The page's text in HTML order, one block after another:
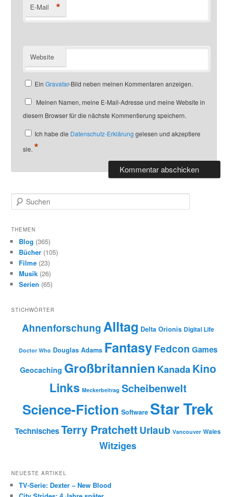
E-Mail *
Website
EinGravatar-Bild neben meinen Kommentaren anzeigen.
Meinen Namen, meine E-Mail-Adresse und meine Website in
diesem Browser für die nächste Kommentierung speichern.
Ich habe die Datenschutz-Erklärung gelesen und akzeptiere
sie. *
u
h
THEMEN
Blog (365)
Bücher (105)
Filme (23)
Musik (26)
Serien (65)
STICHWÖRTER
AhnenforschungAlltag Delta Orionis Digital Life
Doctor Who Douglas Adams Fantasy Fedcon Games
Geocaching Großbritannien Kanada Kino
Links Meckerbeitrag Scheibenwelt
Science-Fiction Software Star Trek
TechnischesTerry PratchettUrlaub Vancouver Wales
Witziges
NEUESTE ARTIKEL
TV-Serie: Dexter – New Blood